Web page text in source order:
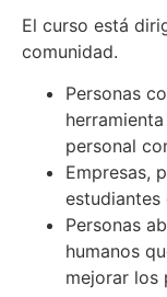
El curso está
comunidad.
Personas
personal
Empresas,
estudiantes
Personas
humanos
mejorar los